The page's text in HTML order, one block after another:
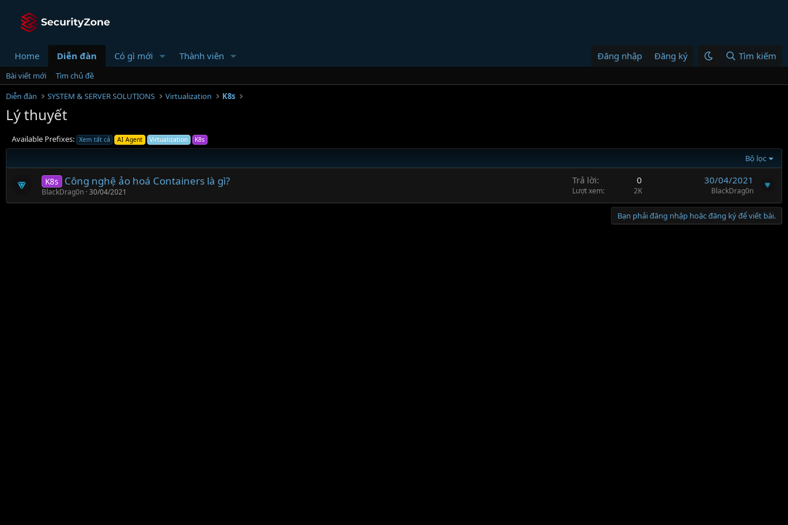
Home Diễn đàn Có gì mới Thành viên Đăng nhập Đăng ký Tìm kiếm
Bài viết mới
Tìm chủ đề
Diễn đàn
SYSTEM & SERVER SOLUTIONS Virtualization K8s
Lý thuyết
Available Prefixes: Xem tất cả AI Agent Virtualization K8s
Bộ lọc
K8s Công nghệ ảo hoá Containers là gì?
BlackDrag0n 30/04/2021
Trả lời 0
Lượt xem 2K
30/04/2021
BlackDrag0n
Bạn phải đăng nhập hoặc đăng ký để viết bài.